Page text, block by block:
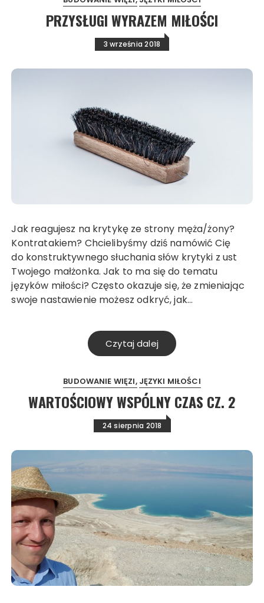
PRZYSŁUGI WYRAZEM MIŁOŚCI
3 września 2018
Jak reagujesz na krytykę ze strony męża/żony?
Kontratakiem? Chcielibyśmy dziś namówić Cię
do konstruktywnego słuchania słów krytyki z ust
Twojego małżonka. Jak to ma się do tematu
języków miłości? Często okazuje się, że zmieniając
swoje nastawienie możesz odkryć, jak…
Czytaj dalej
BUDOWANIE WIĘZI JĘZYKI MIŁOŚCI
WARTOŚCIOWY WSPÓLNY CZAS CZ. 2
24 sierpnia 2018